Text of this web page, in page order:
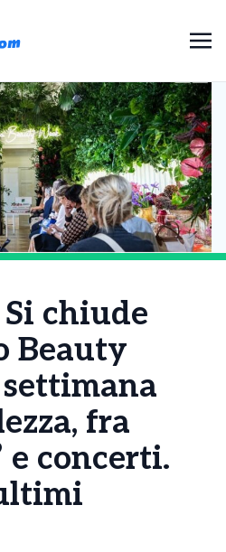
chiude
Beauty
fra
e concerti.